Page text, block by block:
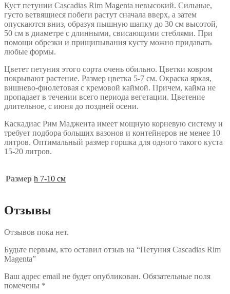
Куст петунии Cascadias Rim Magenta невысокий. Сильные,
густо ветвящиеся побеги растут сначала вверх, а затем
опускаются вниз, образуя пышную шапку до 30 см высотой,
50 см в диаметре с длинными, свисающими стеблями. При
помощи обрезки и прищипывания кусту можно придавать
любые формы.
Цветет петуния этого сорта очень обильно. Цветки ковром
покрывают растение. Размер цветка 5-7 см. Окраска яркая,
вишнево-фиолетовая с кремовой каймой. Причем, кайма не
пропадает в течении всего периода вегетации. Цветение
длительное, с июня до поздней осени.
Каскадиас Рим Маджента имеет мощную корневую систему и
требует подбора больших вазонов и контейнеров не менее 10
литров. Оптимальный размер горшка для одного такого куста
15-20 литров.
Размер h 7-10 см
Отзывы
Отзывов пока нет.
Будьте первым, кто оставил отзыв на “Петуния Cascadias Rim
Magenta”
Ваш адрес email не будет опубликован. Обязательные поля
помечены *